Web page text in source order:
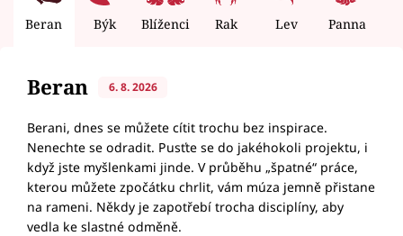
Beran Býk Blíženci Rak Lev Panna
Beran 6. 8. 2026
Berani, dnes se můžete cítit trochu bez inspirace.
Nenechte se odradit. Pusťte se do jakéhokoli projektu, i
když jste myšlenkami jinde. V průběhu „špatné“ práce,
kterou můžete zpočátku chrlit, vám múza jemně přistane
na rameni. Někdy je zapotřebí trocha disciplíny, aby
vedla ke slastné odměně.